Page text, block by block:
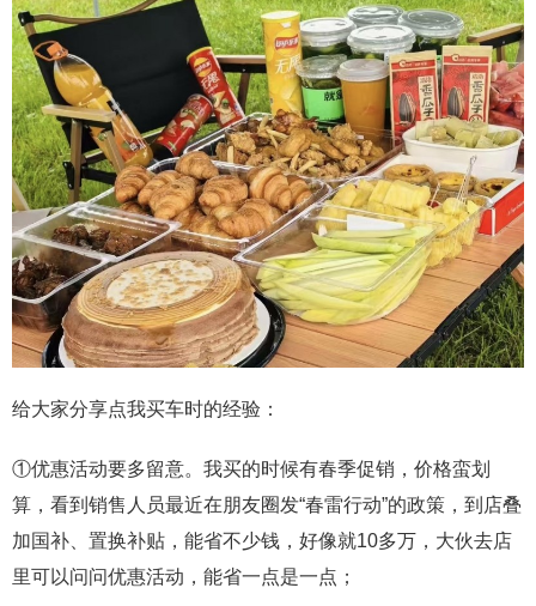
给大家分享点我买车时的经验：
①优惠活动要多留意。我买的时候有春季促销，价格蛮划
算，看到销售人员最近在朋友圈发“春雷行动”的政策，到店叠
加国补、置换补贴，能省不少钱，好像就10多万，大伙去店
里可以问问优惠活动，能省一点是一点；